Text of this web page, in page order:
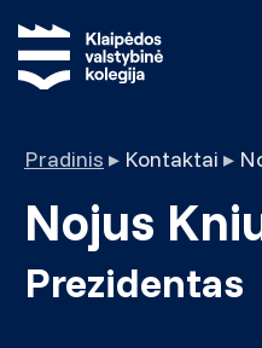
Pradinis ▸ Kontaktai ▸
Nojus
Prezidentas